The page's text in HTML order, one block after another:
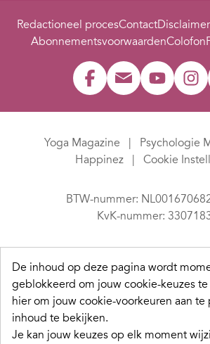
Redactioneel procesContactDisclaimer
AbonnementsvoorwaardenColofon
Yoga Magazine
Psychologie
Happinez
Cookie
BTW-nummer:
KvK-nummer:
De inhoud op deze pagina wordt
geblokkeerd om jouw cookie-keuzes
hier om jouw cookie-voorkeuren aan te
inhoud te bekijken.
Je kan jouw keuzes op elk moment